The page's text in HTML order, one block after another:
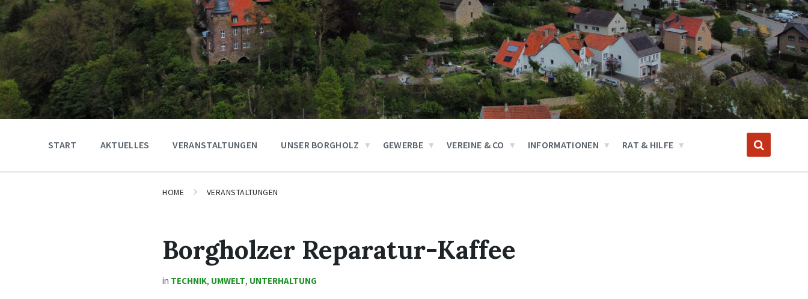
START AKTUELLES VERANSTALTUNGEN UNSER BORGHOLZ GEWERBE VEREINE & CO INFORMATIONEN RAT & HILFE
HOME VERANSTALTUNGEN
Borgholzer Reparatur-Kaffee
in TECHNIK, UMWELT, UNTERHALTUNG